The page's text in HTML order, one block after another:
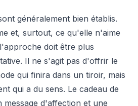
généralement bien établis.
et, surtout, ce qu'elle n'aime
doit être plus
Il ne s'agit pas d'offrir le
qui finira dans un tiroir, mais
qui a du sens. Le cadeau de
message d'affection et une